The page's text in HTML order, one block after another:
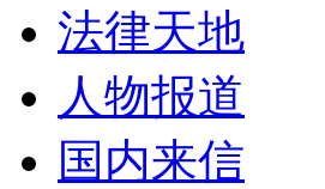
法律天地
人物报道
国内来信